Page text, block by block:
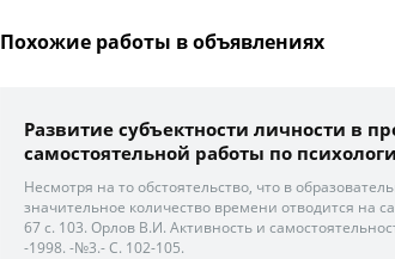
Похожие работы в объявлениях
Развитие субъектности личности в
самостоятельной работы по
Несмотря на то обстоятельство, что в
значительное количество времени отводится на
67 с. 103. Орлов В.И. Активность и
-1998. -№3.- С. 102-105.